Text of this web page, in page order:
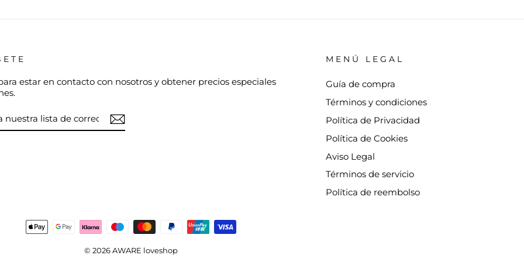
estar en contacto con nosotros y obtener precios especiales
MENÚ LEGAL
Guía de compra
Términos y condiciones
Política de Privacidad
Política de Cookies
Aviso Legal
Términos de servicio
Política de reembolso
© 2026 AWARE loveshop